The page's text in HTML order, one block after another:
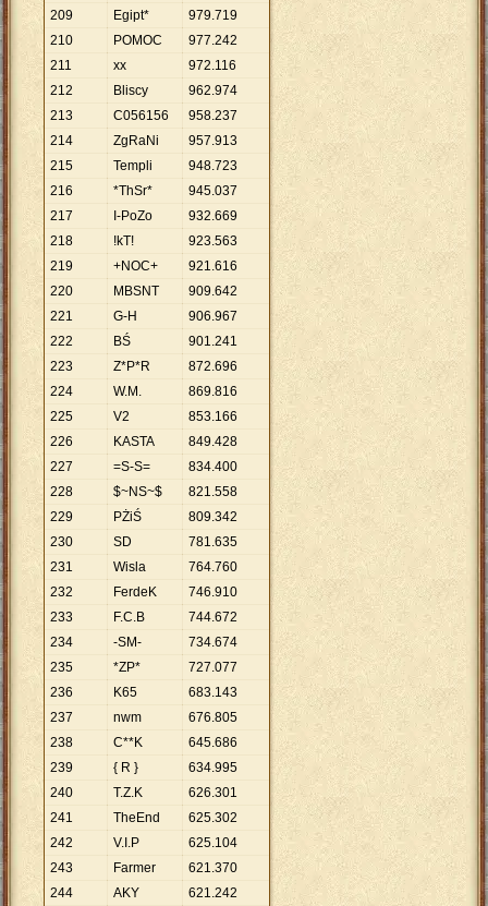
209
Egipt* 979.719
210
POMOC 977.242
211
xx 972.116
212
Bliscy 962.974
213
C056156 958.237
214
ZgRaNi 957.913
215
Templi 948.723
216
*ThSr* 945.037
217
I-PoZo 932.669
218
!kT! 923.563
219
+NOC+ 921.616
220
MBSNT 909.642
221
G-H 906.967
222
BŚ 901.241
223
Z*P*R 872.696
224
W.M. 869.816
225
V2 853.166
226
KASTA 849.428
227
=S-S= 834.400
228
$~NS~$ 821.558
229
PŻiŚ 809.342
230
SD 781.635
231
Wisla 764.760
232
FerdeK 746.910
233
F.C.B 744.672
234
-SM- 734.674
235
*ZP* 727.077
236
K65 683.143
237
nwm 676.805
238
C**K 645.686
239
{ R } 634.995
240
T.Z.K 626.301
241
TheEnd 625.302
242
V.I.P 625.104
243
Farmer 621.370
244
AKY 621.242